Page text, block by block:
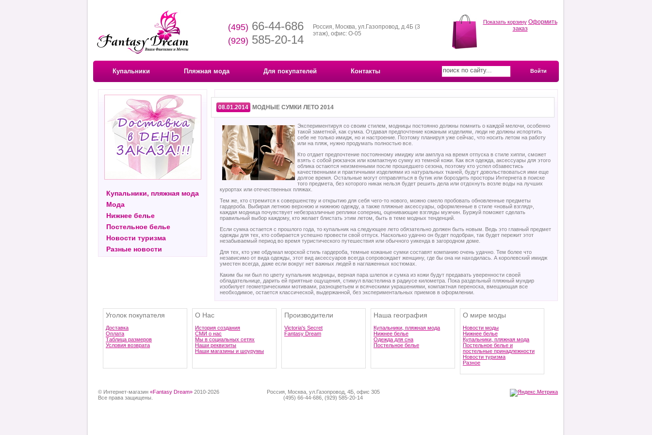
(495) 66-44-686
(929) 585-20-14
Россия, Москва, ул.Газопровод, д.4Б (3
этаж), офис: О-05
Показать корзину Оформить
заказ
Купальники Пляжная мода Для покупателей Контакты Войти
Купальники, пляжная мода
Мода
Нижнее белье
Постельное белье
Новости туризма
Разные новости
08.01.2014 МОДНЫЕ СУМКИ ЛЕТО 2014
Экспериментируя со своим стилем, модницы постоянно должны помнить о каждой мелочи, особенно
такой заметной, как сумка. Отдавая предпочтение кожаным изделиям, люди не должны испортить
себе не только имидж, но и настроение. Поэтому планируя уже сейчас, что носить летом на работу
или на пляж, нужно продумать полностью все.
Кто отдает предпочтение постоянному имиджу или амплуа на время отпуска в стиле хиппи, сможет
взять с собой рюкзачок или компактную сумку из темной кожи. Как вся одежда, аксессуары для этого
облика остаются неизменными после прошедшего сезона, поэтому кто успел обзавестись
качественными и практичными изделиями из натуральных тканей, будут довольствоваться ими еще
долгое время. Остальные могут отправляться в бутик или бороздить просторы Интернета в поиске
того предмета, без которого никак нельзя будет решить дела или отдохнуть возле воды на лучших
курортах или отечественных пляжах.
Тем же, кто стремится к совершенству и открытию для себя чего-то нового, можно смело пробовать обновленные предметы
гардероба. Выбирая летнюю верхнюю и нижнюю одежду, а также пляжные аксессуары, оформленные в стиле «новый взгляд»,
каждая модница почувствует небезразличные реплики соперниц, оценивающие взгляды мужчин. Буржуй поможет сделать
правильный выбор каждому, кто желает блистать этим летом, быть в теме модных тенденций.
Если сумка остается с прошлого года, то купальник на следующее лето обязательно должен быть новым. Ведь это главный предмет
одежды для тех, кто собирается успешно провести свой отпуск. Насколько удачно он будет подобран, так будет пережит этот
незабываемый период во время туристического путешествия или обычного уикенда в загородном доме.
Для тех, кто уже обдумал морской стиль гардероба, темные кожаные сумки составят компанию очень удачно. Тем более что
независимо от вида одежды, этот вид аксессуаров всегда сопровождает женщину, где бы она ни находилась. А королевский имидж
уместен всегда, даже если вокруг нет важных людей в наглаженных костюмах.
Каким бы ни был по цвету купальник модницы, верная пара шлепок и сумка из кожи будут предавать уверенности своей
обладательнице, дарить ей приятные ощущения, стимул властелина в радиусе километра. Пока раздельный пляжный мундир
изобилует геометрическими мотивами, разноцветьем и всяческими украшениями, компактная переноска, вмещающая все
необходимое, остается классической, выдержанной, без экспериментальных приемов в оформлении.
Уголок покупателя
Доставка
Оплата
Таблица размеров
Условия возврата
О Нас
История создания
СМИ о нас
Мы в социальных сетях
Наши реквизиты
Наши магазины и шоурумы
Производители
Victoria's Secret
Fantasy Dream
Наша география
Купальники, пляжная мода
Нижнее белье
Одежда для сна
Постельное белье
О мире моды
Новости моды
Нижнее белье
Купальники, пляжная мода
Постельное белье и
постельные принадлежности
Новости туризма
Разное
© Интернет-магазин «Fantasy Dream» 2010-2026
Все права защищены.
Россия, Москва, ул.Газопровод, 4Б, офис 305
(495) 66-44-686, (929) 585-20-14